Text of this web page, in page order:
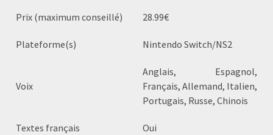
Prix (maximum conseillé) 28.99€
Plateforme(s) Nintendo Switch/NS2
Voix
Anglais, Espagnol,
Français, Allemand, Italien,
Portugais, Russe, Chinois
Textes français Oui